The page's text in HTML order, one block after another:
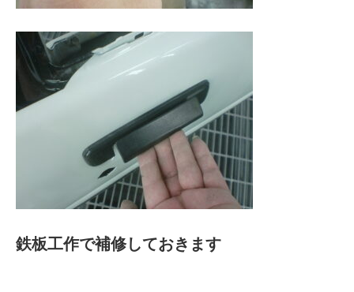
鉄板工作で補修しておきます